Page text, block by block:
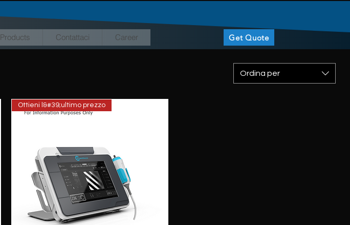
Products Contattaci Career Get Quote
Ordina per
Ottieni l&#39;ultimo prezzo